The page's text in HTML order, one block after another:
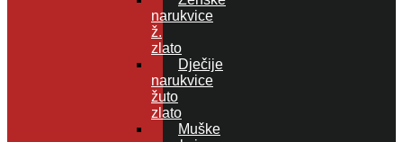
narukvice
ž.
zlato
Dječije
narukvice
žuto
zlato
Muške